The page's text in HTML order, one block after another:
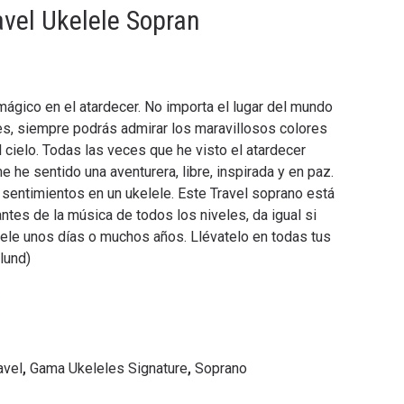
Ukelele Sopran
en el atardecer. No importa el lugar del mundo
siempre podrás admirar los maravillosos colores
Todas las veces que he visto el atardecer
he sentido una aventurera, libre, inspirada y en paz.
en un ukelele. Este Travel soprano está
de la música de todos los niveles, da igual si
unos días o muchos años. Llévatelo en todas tus
, Gama Ukeleles Signature, Soprano